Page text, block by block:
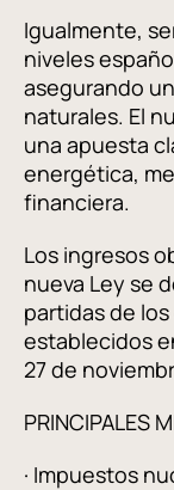
Igualmente,
niveles
asegurando
naturales. El
una apuesta
energética,
financiera.
Los ingresos
nueva Ley se
partidas de
establecidos
27 de
PRINCIPALES
· Impuestos